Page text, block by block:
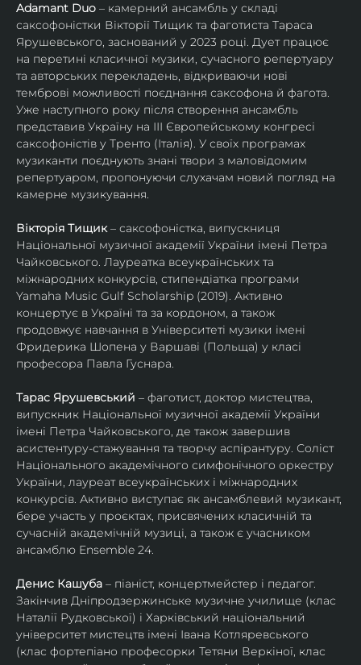
Adamant Duo – камерний ансамбль у складі
саксофоністки Вікторії Тищик та фаготиста Тараса
Ярушевського, заснований у 2023 році. Дует працює
на перетині класичної музики, сучасного репертуару
та авторських перекладень, відкриваючи нові
темброві можливості поєднання саксофона й фагота.
Уже наступного року після створення ансамбль
представив Україну на ІІІ Європейському конгресі
саксофоністів у Тренто (Італія). У своїх програмах
музиканти поєднують знані твори з маловідомим
репертуаром, пропонуючи слухачам новий погляд на
камерне музикування.
Вікторія Тищик – саксофоністка, випускниця
Національної музичної академії України імені Петра
Чайковського. Лауреатка всеукраїнських та
міжнародних конкурсів, стипендіатка програми
Yamaha Music Gulf Scholarship (2019). Активно
концертує в Україні та за кордоном, а також
продовжує навчання в Університеті музики імені
Фридерика Шопена у Варшаві (Польща) у класі
професора Павла Гуснара.
Тарас Ярушевський – фаготист, доктор мистецтва,
випускник Національної музичної академії України
імені Петра Чайковського, де також завершив
асистентуру-стажування та творчу аспірантуру. Соліст
Національного академічного симфонічного оркестру
України, лауреат всеукраїнських і міжнародних
конкурсів. Активно виступає як ансамблевий музикант,
бере участь у проєктах, присвячених класичній та
сучасній академічній музиці, а також є учасником
ансамблю Ensemble 24.
Денис Кашуба – піаніст, концертмейстер і педагог.
Закінчив Дніпродзержинське музичне училище (клас
Наталії Рудковської) і Харківський національний
університет мистецтв імені Івана Котляревського
(клас фортепіано професорки Тетяни Веркіної, клас